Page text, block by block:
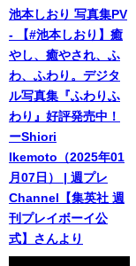
池本しおり 写真集PV
- 【#池本しおり】癒
やし、癒やされ、ふ
わ、ふわり。デジタ
ル写真集『ふわりふ
わり』好評発売中！
ーShiori
Ikemoto（2025年01
月07日） | 週プレ
Channel【集英社 週
刊プレイボーイ公
式】さんより